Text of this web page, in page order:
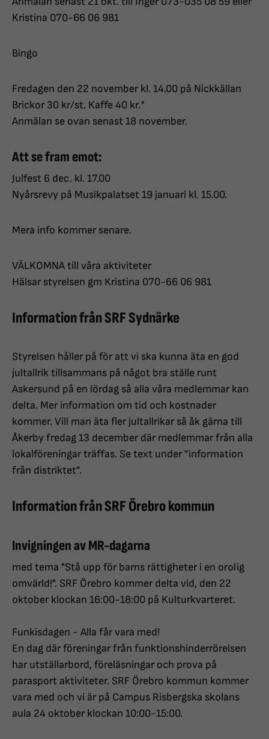
Kristina 070-66 06 981
Bingo
Fredagen den 22 november kl. 14.00 på Nickkällan
Brickor 30 kr/st. Kaffe 40 kr.*
Anmälan se ovan senast 18 november.
Att se fram emot:
Julfest 6 dec. kl. 17.00
Nyårsrevy på Musikpalatset 19 januari kl. 15.00.
Mera info kommer senare.
VÄLKOMNA till våra aktiviteter
Hälsar styrelsen gm Kristina 070-66 06 981
Information från SRF Sydnärke
Styrelsen håller på för att vi ska kunna äta en god
jultallrik tillsammans på något bra ställe runt
Askersund på en lördag så alla våra medlemmar kan
delta. Mer information om tid och kostnader
kommer. Vill man äta fler jultallrikar så åk gärna till
Åkerby fredag 13 december där medlemmar från alla
lokalföreningar träffas. Se text under ”information
från distriktet”.
Information från SRF Örebro kommun
Invigningen av MR-dagarna
med tema "Stå upp för barns rättigheter i en orolig
omvärld!". SRF Örebro kommer delta vid, den 22
oktober klockan 16:00-18:00 på Kulturkvarteret.
Funkisdagen - Alla får vara med!
En dag där föreningar från funktionshinderrörelsen
har utställarbord, föreläsningar och prova på
parasport aktiviteter. SRF Örebro kommun kommer
vara med och vi är på Campus Risbergska skolans
aula 24 oktober klockan 10:00-15:00.